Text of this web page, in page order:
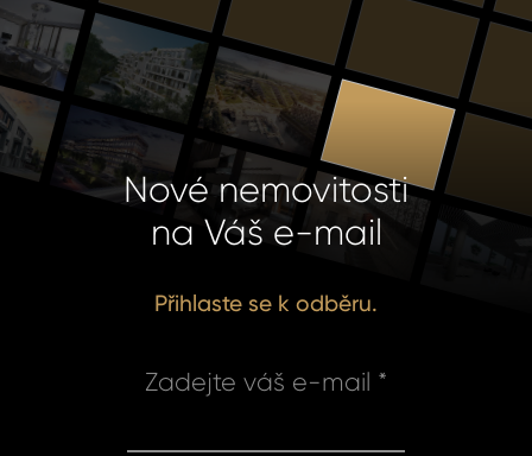
Nové nemovitosti
na Váš e-mail
Přihlaste se k odběru.
Zadejte váš e-mail *